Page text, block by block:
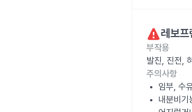
레보
부작용
발진, 진전,
주의사항
임부, 수
내분비기